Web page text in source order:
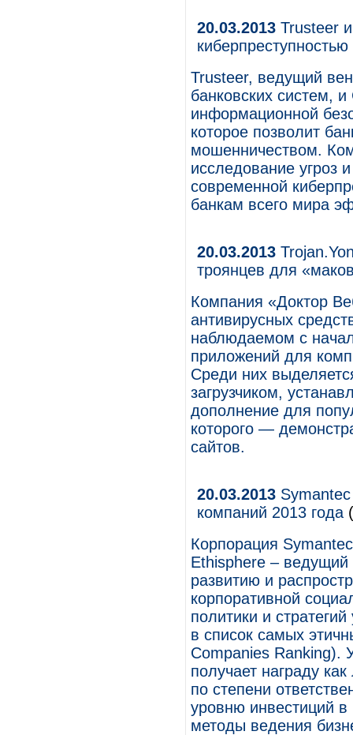
20.03.2013 Trusteer
Trusteer, ведущий
банковских систем,
информационной
которое позволит
мошенничеством.
исследование угроз
современной
банкам всего мира
20.03.2013
троянцев для
Компания «Доктор
антивирусных
наблюдаемом с
приложений для
Среди них
загрузчиком,
дополнение для
которого —
сайтов.
20.03.2013
компаний 2013 года
Корпорация
Ethisphere –
развитию и
корпоративной
политики и
в список самых
Companies Ranking).
получает награду
по степени
уровню инвестиций в
методы ведения